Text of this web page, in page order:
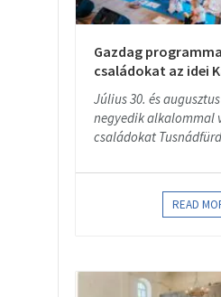
Gazdag
családokat az idei
Július 30. és
negyedik alkalommal
családokat
READ